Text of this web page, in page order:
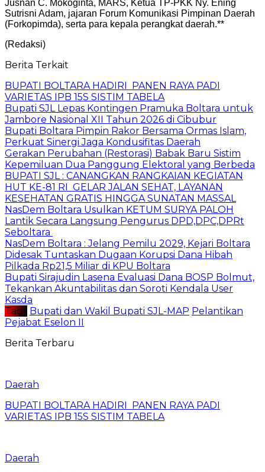
Jusnan C. Mokoginta, MARS, Ketua TP-PKK Ny. Ening
Sutrisni Adam, jajaran Forum Komunikasi Pimpinan Daerah
(Forkopimda), serta para kepala perangkat daerah.**
(Redaksi)
Berita Terkait
BUPATI BOLTARA HADIRI PANEN RAYA PADI
VARIETAS IPB 15S SISTIM TABELA
Bupati SJL Lepas Kontingen Pramuka Boltara untuk
Jambore Nasional XII Tahun 2026 di Cibubur
Bupati Boltara Pimpin Rakor Bersama Ormas Islam,
Perkuat Sinergi Jaga Kondusifitas Daerah
Gerakan Perubahan (Restorasi) Babak Baru Sistim
Kepemiluan Dua Panggung Elektoral yang Berbeda
BUPATI SJL : CANANGKAN RANGKAIAN KEGIATAN
HUT KE-81 RI GELAR JALAN SEHAT, LAYANAN
KESEHATAN GRATIS HINGGA SUNATAN MASSAL
NasDem Boltara Usulkan KETUM SURYA PALOH
Lantik Secara Langsung Pengurus DPD,DPC,DPRt
Seboltara ‎
‎NasDem Boltara : Jelang Pemilu 2029, Kejari Boltara
Didesak Tuntaskan Dugaan Korupsi Dana Hibah
Pilkada Rp21,5 Miliar di KPU Boltara
Bupati Sirajudin Lasena Evaluasi Dana BOSP Bolmut,
Tekankan Akuntabilitas dan Soroti Kendala User
Kasda
Tag :
Bupati dan Wakil Bupati SJL-MAP Pelantikan
Pejabat Eselon II
Berita Terbaru
Daerah
BUPATI BOLTARA HADIRI PANEN RAYA PADI
VARIETAS IPB 15S SISTIM TABELA
Daerah